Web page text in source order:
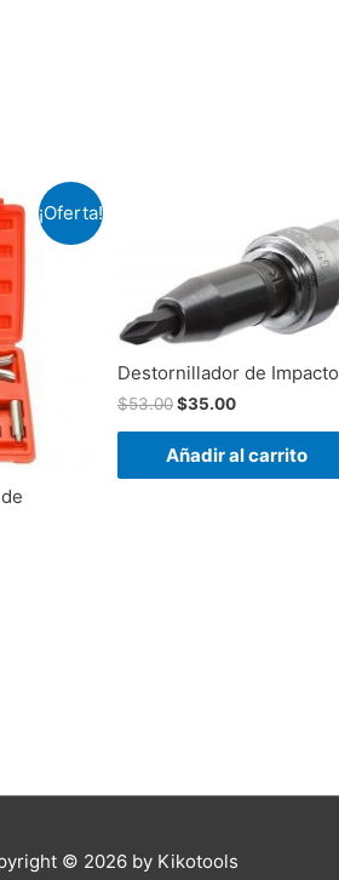
¡Oferta!
Destornillador de Impacto
$53.00$35.00
Añadir al carrito
© 2026 by Kikotools